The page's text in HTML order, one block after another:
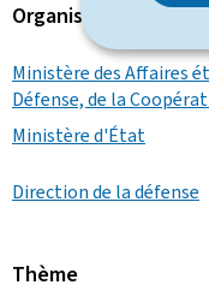
Organisation
Ministère des Affaires
Défense, de la
Ministère d'État
Direction de la défense
Thème